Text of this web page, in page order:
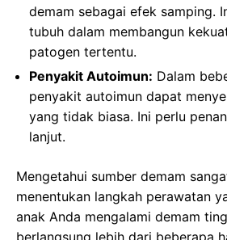
demam sebagai efek samping.
tubuh dalam membangun
patogen tertentu.
Penyakit Autoimun: Dalam
penyakit autoimun dapat
yang tidak biasa. Ini perlu
lanjut.
Mengetahui sumber demam
menentukan langkah perawatan
anak Anda mengalami demam
berlangsung lebih dari beberapa